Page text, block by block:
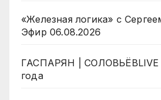
«Железная логика» с
Эфир 06.08.2026
ГАСПАРЯН | СОЛОВЬЁВLIVE
года